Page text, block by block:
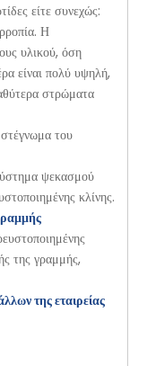
είτε συνεχώς:
Η
υλικού, όση
είναι πολύ υψηλή,
στρώματα
του
ψεκασμού
κλίνης.
της γραμμής,
της εταιρείας